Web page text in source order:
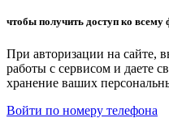
чтобы получить доступ ко всему
При авторизации на сайте,
работы с сервисом и даете
хранение ваших
Войти по номеру телефона